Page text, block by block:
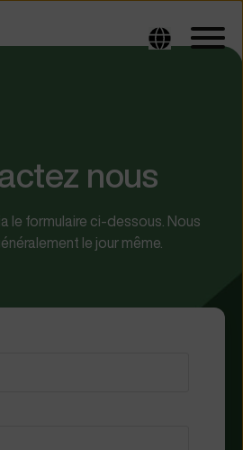
nous
le formulaire ci-dessous. Nous
le jour même.